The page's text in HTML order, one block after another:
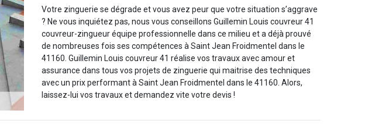
Votre zinguerie se dégrade et vous avez peur que votre situation s’aggrave
? Ne vous inquiétez pas, nous vous conseillons Guillemin Louis couvreur 41
couvreur-zingueur équipe professionnelle dans ce milieu et a déjà prouvé
de nombreuses fois ses compétences à Saint Jean Froidmentel dans le
41160. Guillemin Louis couvreur 41 réalise vos travaux avec amour et
assurance dans tous vos projets de zinguerie qui maitrise des techniques
avec un prix performant à Saint Jean Froidmentel dans le 41160. Alors,
laissez-lui vos travaux et demandez vite votre devis !